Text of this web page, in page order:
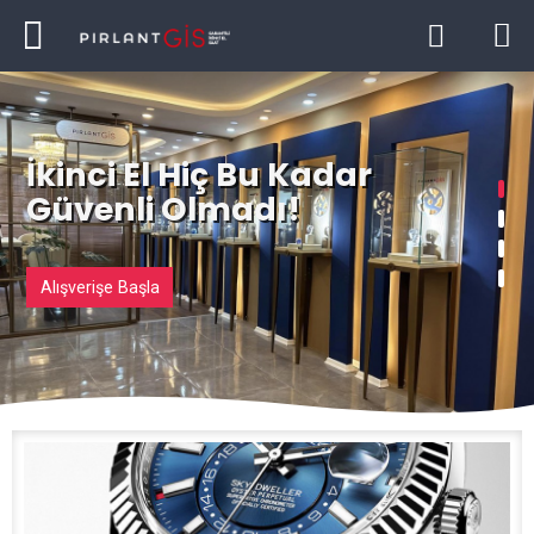
İkinci El Hiç Bu Kadar
Güvenli Olmadı!
Alışverişe Başla